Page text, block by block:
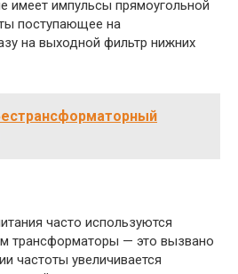
имеет импульсы прямоугольной
поступающее на
на выходной фильтр нижних
часто используются
трансформаторы — это вызвано
частоты увеличивается